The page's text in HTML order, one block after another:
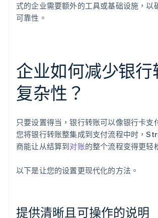
式的企业需要额外的工具或基础设施，以
可靠性。
企业如何减少银行
复杂性？
只要设置得当，银行转账可以像银行卡支
您将银行转账整集成到支付流程中时，
商能让从结算到对账的整个流程变得更轻
以下是让您的设置更现代化的方法。
提供清晰且可操作的说明